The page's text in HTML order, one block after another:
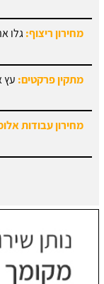
מתקין פרקטים:עץ
מחירון עבודות
חוזה קבלן שלד: